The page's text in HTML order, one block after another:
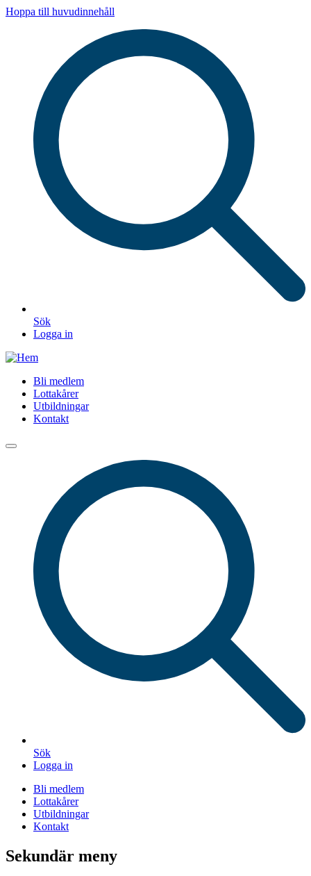
Hoppa till huvudinnehåll
Sök
Logga in
Bli medlem
Lottakårer
Utbildningar
Kontakt
Sök
Logga in
Bli medlem
Lottakårer
Utbildningar
Kontakt
Sekundär meny